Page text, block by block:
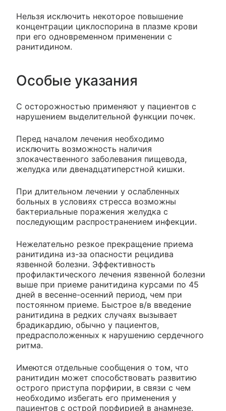
Нельзя исключить некоторое повышение
концентрации циклоспорина в плазме крови
при его одновременном применении с
ранитидином.
Особые указания
С осторожностью применяют у пациентов с
нарушением выделительной функции почек.
Перед началом лечения необходимо
исключить возможность наличия
злокачественного заболевания пищевода,
желудка или двенадцатиперстной кишки.
При длительном лечении у ослабленных
больных в условиях стресса возможны
бактериальные поражения желудка с
последующим распространением инфекции.
Нежелательно резкое прекращение приема
ранитидина из-за опасности рецидива
язвенной болезни. Эффективность
профилактического лечения язвенной болезни
выше при приеме ранитидина курсами по 45
дней в весенне-осенний период, чем при
постоянном приеме. Быстрое в/в введение
ранитидина в редких случаях вызывает
брадикардию, обычно у пациентов,
предрасположенных к нарушению сердечного
ритма.
Имеются отдельные сообщения о том, что
ранитидин может способствовать развитию
острого приступа порфирии, в связи с чем
необходимо избегать его применения у
пациентов с острой порфирией в анамнезе.